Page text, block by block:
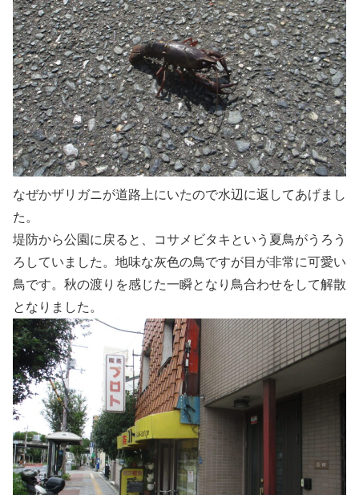
なぜかザリガニが道路上にいたので水辺に返してあげまし
た。
堤防から公園に戻ると、コサメビタキという夏鳥がうろう
ろしていました。地味な灰色の鳥ですが目が非常に可愛い
鳥です。秋の渡りを感じた一瞬となり鳥合わせをして解散
となりました。